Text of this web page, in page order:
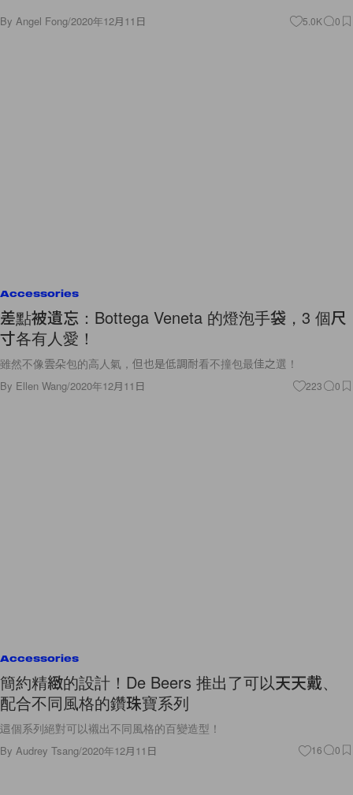
By Angel Fong/2020年12月11日 5.0K 0
Accessories
差點被遺忘：Bottega Veneta 的燈泡手袋，3 個尺
寸各有人愛！
雖然不像雲朵包的高人氣，但也是低調耐看不撞包最佳之選！
By Ellen Wang/2020年12月11日 223 0
Accessories
簡約精緻的設計！De Beers 推出了可以天天戴、
配合不同風格的鑽珠寶系列
這個系列絕對可以襯出不同風格的百變造型！
By Audrey Tsang/2020年12月11日 16 0